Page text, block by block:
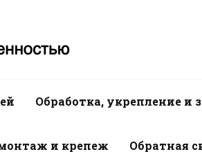
Обработка, укрепление и
и крепеж Обратная